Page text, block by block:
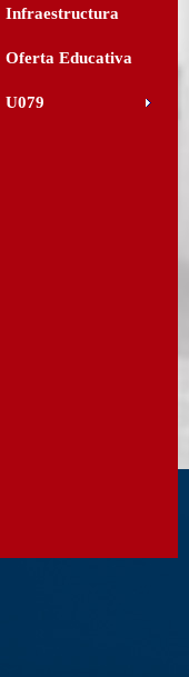
Infraestructura
Oferta Educativa
U079